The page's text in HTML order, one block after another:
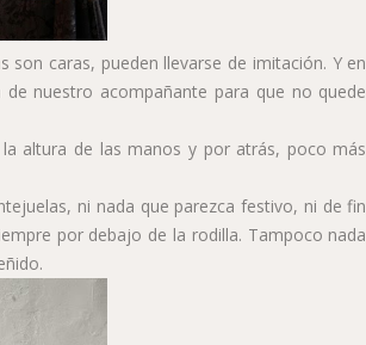
caras, pueden llevarse de imitación. Y en
nuestro acompañante para que no quede
altura de las manos y por atrás, poco más
ni nada que parezca festivo, ni de fin
por debajo de la rodilla. Tampoco nada